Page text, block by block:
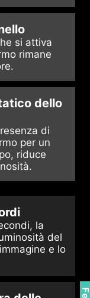
si attiva
rimane
dello
di
per un
riduce
la
del
e lo